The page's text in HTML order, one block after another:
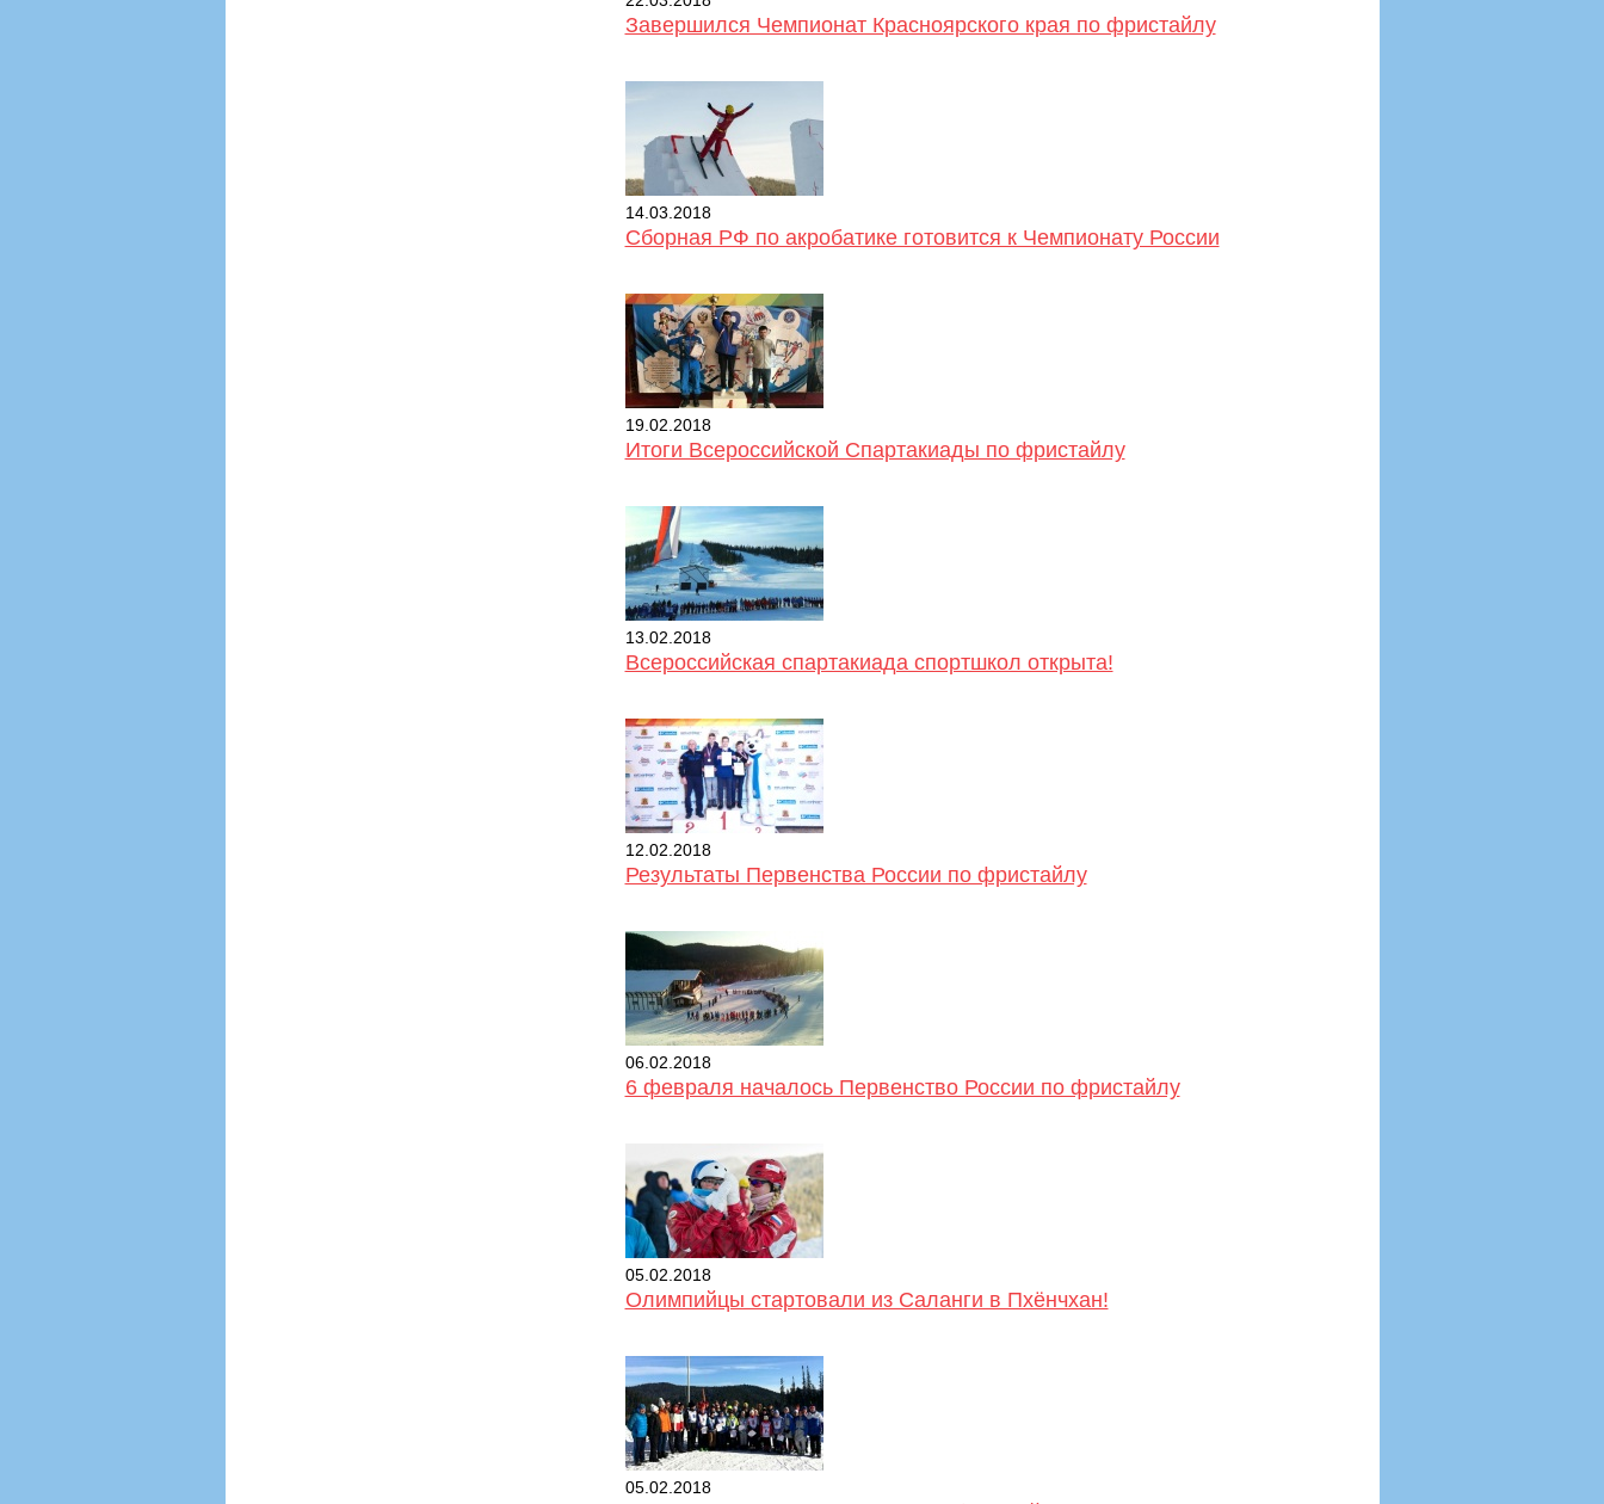
Завершился Чемпионат Красноярского края по фристайлу
14.03.2018
Сборная РФ по акробатике готовится к Чемпионату России
19.02.2018
Итоги Всероссийской Спартакиады по фристайлу
13.02.2018
Всероссийская спартакиада спортшкол открыта!
12.02.2018
Результаты Первенства России по фристайлу
06.02.2018
6 февраля началось Первенство России по фристайлу
05.02.2018
Олимпийцы стартовали из Саланги в Пхёнчхан!
05.02.2018